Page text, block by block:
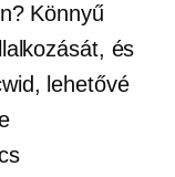
Könnyű
és
lehetővé